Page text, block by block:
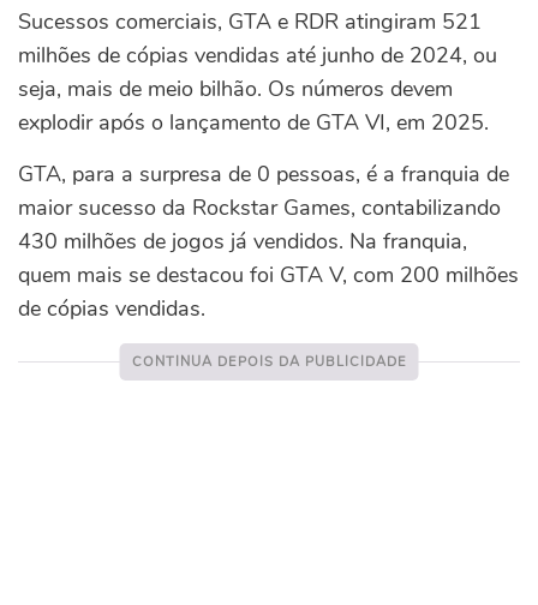
Sucessos comerciais, GTA e RDR atingiram 521
milhões de cópias vendidas até junho de 2024, ou
seja, mais de meio bilhão. Os números devem
explodir após o lançamento de GTA VI, em 2025.
GTA, para a surpresa de 0 pessoas, é a franquia de
maior sucesso da Rockstar Games, contabilizando
430 milhões de jogos já vendidos. Na franquia,
quem mais se destacou foi GTA V, com 200 milhões
de cópias vendidas.